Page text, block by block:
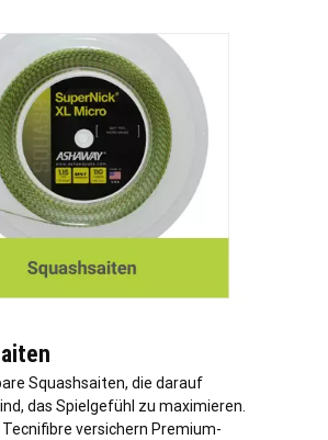
Squashsaiten, die darauf
das Spielgefühl zu maximieren.
Tecnifibre versichern Premium-